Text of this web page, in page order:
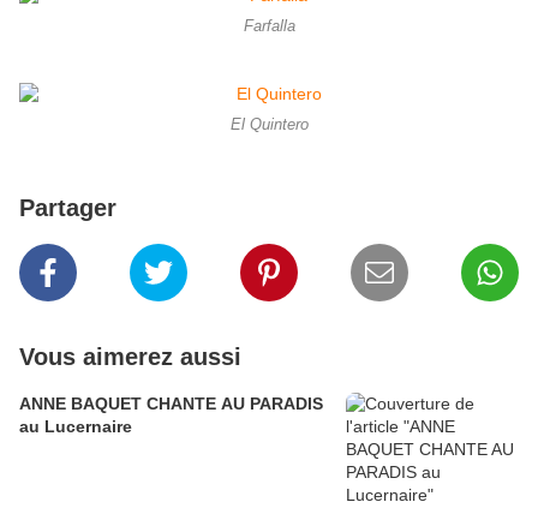
Farfalla
El Quintero
Partager
Vous aimerez aussi
ANNE BAQUET CHANTE AU PARADIS
au Lucernaire